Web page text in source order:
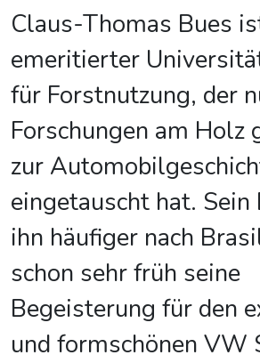
Claus-Thomas Bues
emeritierter
für Forstnutzung, der
Forschungen am Holz
zur
eingetauscht hat.
ihn häufiger nach
schon sehr früh seine
Begeisterung für den
und formschönen VW